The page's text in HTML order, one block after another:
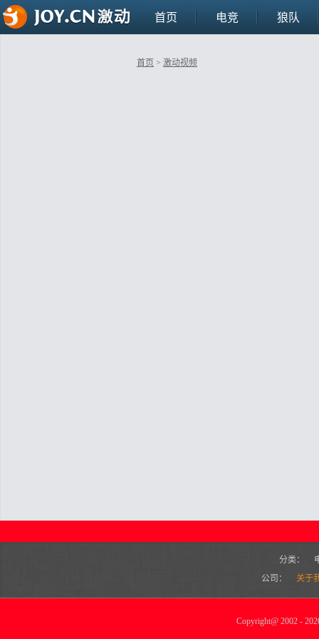
首页 电竞 狼队
首页 > 激动视频
分类：
公司：
关于
Copyright@2002 -